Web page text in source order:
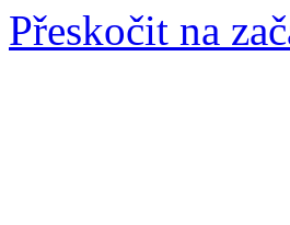
Přeskočit na